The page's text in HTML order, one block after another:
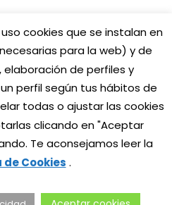
- MahatsHerri La Calidad del
cookies que se instalan en
para la web) y de
de perfiles y
perfil según tus hábitos de
todas o ajustar las cookies
clicando en "Aceptar
Te aconsejamos leer la
Cookies .